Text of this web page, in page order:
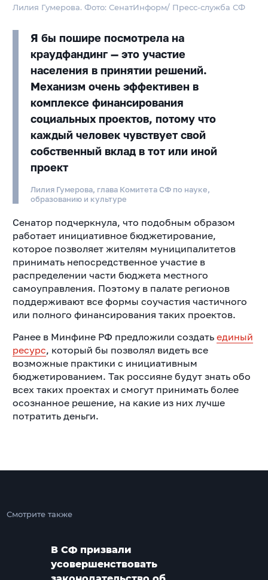
Лилия Гумерова. Фото: СенатИнформ/ Пресс-служба СФ
Я бы пошире посмотрела на
краудфандинг — это участие
населения в принятии решений.
Механизм очень эффективен в
комплексе финансирования
социальных проектов, потому что
каждый человек чувствует свой
собственный вклад в тот или иной
проект
Лилия Гумерова, глава Комитета СФ по науке,
образованию и культуре
Сенатор подчеркнула, что подобным образом
работает инициативное бюджетирование,
которое позволяет жителям муниципалитетов
принимать непосредственное участие в
распределении части бюджета местного
самоуправления. Поэтому в палате регионов
поддерживают все формы соучастия частичного
или полного финансирования таких проектов.
Ранее в Минфине РФ предложили создать единый
ресурс, который бы позволял видеть все
возможные практики с инициативным
бюджетированием. Так россияне будут знать обо
всех таких проектах и смогут принимать более
осознанное решение, на какие из них лучше
потратить деньги.
Смотрите также
В СФ призвали
усовершенствовать